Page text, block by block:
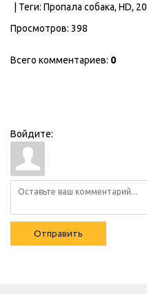
| Теги: Пропала собака, HD,
Просмотров: 398
Всего комментариев: 0
Войдите:
Отправить